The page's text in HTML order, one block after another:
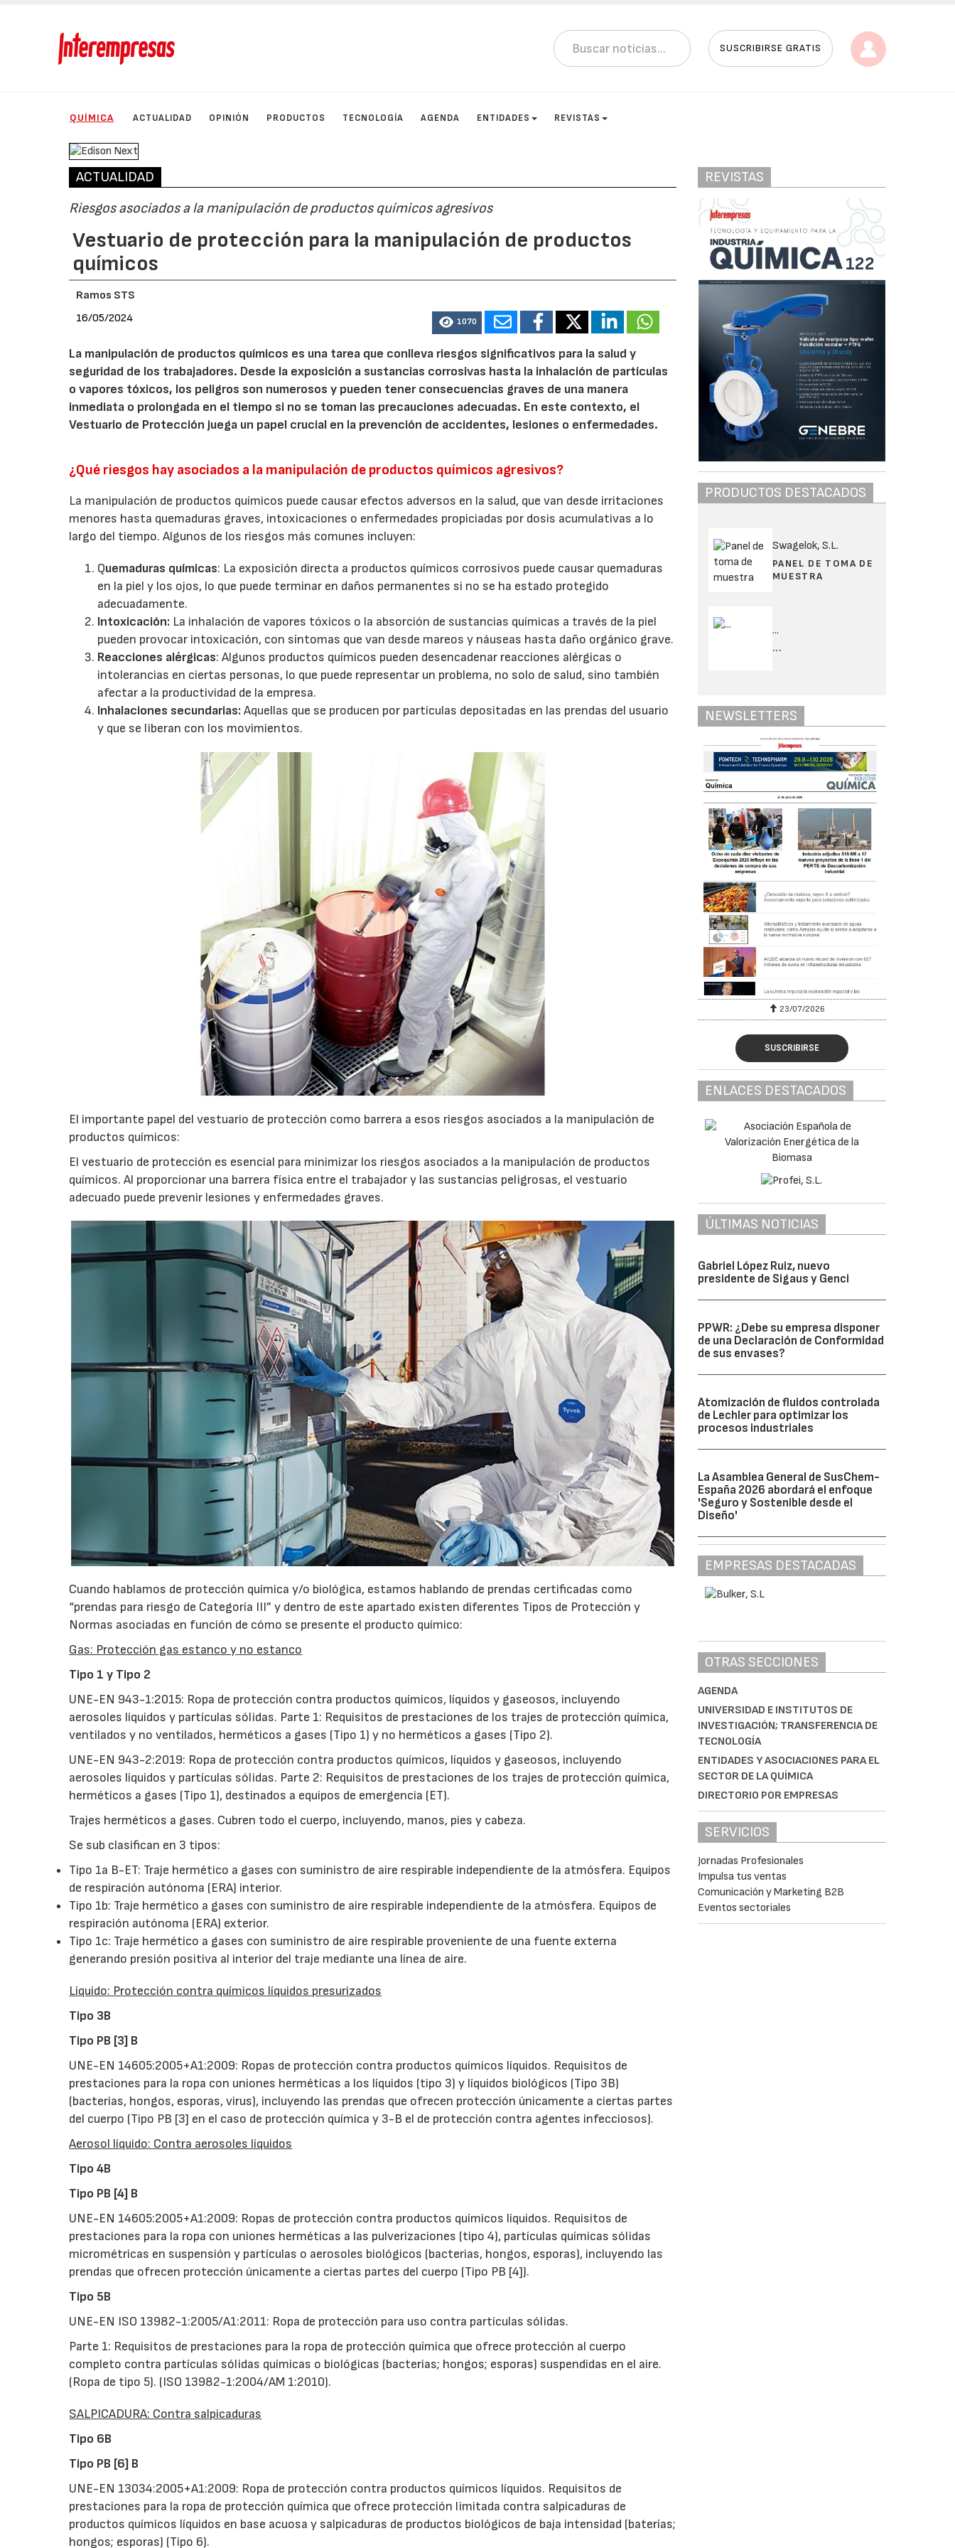
SUSCRIBIRSE GRATIS
QUÍMICA ACTUALIDAD OPINIÓN PRODUCTOS TECNOLOGÍA AGENDA ENTIDADES REVISTAS
ACTUALIDAD
Riesgos asociados a la manipulación de productos químicos agresivos
Vestuario de protección para la manipulación de productos
químicos
Ramos STS
16/05/2024
1070
La manipulación de productos químicos es una tarea que conlleva riesgos significativos para la salud y
seguridad de los trabajadores. Desde la exposición a sustancias corrosivas hasta la inhalación de partículas
o vapores tóxicos, los peligros son numerosos y pueden tener consecuencias graves de una manera
inmediata o prolongada en el tiempo si no se toman las precauciones adecuadas. En este contexto, el
Vestuario de Protección juega un papel crucial en la prevención de accidentes, lesiones o enfermedades.
¿Qué riesgos hay asociados a la manipulación de productos químicos agresivos?
La manipulación de productos químicos puede causar efectos adversos en la salud, que van desde irritaciones
menores hasta quemaduras graves, intoxicaciones o enfermedades propiciadas por dosis acumulativas a lo
largo del tiempo. Algunos de los riesgos más comunes incluyen:
Quemaduras químicas: La exposición directa a productos químicos corrosivos puede causar quemaduras
en la piel y los ojos, lo que puede terminar en daños permanentes si no se ha estado protegido
adecuadamente.
Intoxicación: La inhalación de vapores tóxicos o la absorción de sustancias químicas a través de la piel
pueden provocar intoxicación, con síntomas que van desde mareos y náuseas hasta daño orgánico grave.
Reacciones alérgicas: Algunos productos químicos pueden desencadenar reacciones alérgicas o
intolerancias en ciertas personas, lo que puede representar un problema, no solo de salud, sino también
afectar a la productividad de la empresa.
Inhalaciones secundarias: Aquellas que se producen por partículas depositadas en las prendas del usuario
y que se liberan con los movimientos.
El importante papel del vestuario de protección como barrera a esos riesgos asociados a la manipulación de
productos químicos:
El vestuario de protección es esencial para minimizar los riesgos asociados a la manipulación de productos
químicos. Al proporcionar una barrera física entre el trabajador y las sustancias peligrosas, el vestuario
adecuado puede prevenir lesiones y enfermedades graves.
Cuando hablamos de protección química y/o biológica, estamos hablando de prendas certificadas como
“prendas para riesgo de Categoría III” y dentro de este apartado existen diferentes Tipos de Protección y
Normas asociadas en función de cómo se presente el producto químico:
Gas: Protección gas estanco y no estanco
Tipo 1 y Tipo 2
UNE-EN 943-1:2015: Ropa de protección contra productos químicos, líquidos y gaseosos, incluyendo
aerosoles líquidos y partículas sólidas. Parte 1: Requisitos de prestaciones de los trajes de protección química,
ventilados y no ventilados, herméticos a gases (Tipo 1) y no herméticos a gases (Tipo 2).
UNE-EN 943-2:2019: Ropa de protección contra productos químicos, líquidos y gaseosos, incluyendo
aerosoles líquidos y partículas sólidas. Parte 2: Requisitos de prestaciones de los trajes de protección química,
herméticos a gases (Tipo 1), destinados a equipos de emergencia (ET).
Trajes herméticos a gases. Cubren todo el cuerpo, incluyendo, manos, pies y cabeza.
Se sub clasifican en 3 tipos:
Tipo 1a B-ET: Traje hermético a gases con suministro de aire respirable independiente de la atmósfera. Equipos
de respiración autónoma (ERA) interior.
Tipo 1b: Traje hermético a gases con suministro de aire respirable independiente de la atmósfera. Equipos de
respiración autónoma (ERA) exterior.
Tipo 1c: Traje hermético a gases con suministro de aire respirable proveniente de una fuente externa
generando presión positiva al interior del traje mediante una línea de aire.
Líquido: Protección contra químicos líquidos presurizados
Tipo 3B
Tipo PB [3] B
UNE-EN 14605:2005+A1:2009: Ropas de protección contra productos químicos líquidos. Requisitos de
prestaciones para la ropa con uniones herméticas a los líquidos (tipo 3) y líquidos biológicos (Tipo 3B)
(bacterias, hongos, esporas, virus), incluyendo las prendas que ofrecen protección únicamente a ciertas partes
del cuerpo (Tipo PB [3] en el caso de protección química y 3-B el de protección contra agentes infecciosos).
Aerosol líquido: Contra aerosoles líquidos
Tipo 4B
Tipo PB [4] B
UNE-EN 14605:2005+A1:2009: Ropas de protección contra productos químicos líquidos. Requisitos de
prestaciones para la ropa con uniones herméticas a las pulverizaciones (tipo 4), partículas químicas sólidas
micrométricas en suspensión y partículas o aerosoles biológicos (bacterias, hongos, esporas), incluyendo las
prendas que ofrecen protección únicamente a ciertas partes del cuerpo (Tipo PB [4]).
Tipo 5B
UNE-EN ISO 13982-1:2005/A1:2011: Ropa de protección para uso contra partículas sólidas.
Parte 1: Requisitos de prestaciones para la ropa de protección química que ofrece protección al cuerpo
completo contra partículas sólidas químicas o biológicas (bacterias; hongos; esporas) suspendidas en el aire.
(Ropa de tipo 5). (ISO 13982-1:2004/AM 1:2010).
SALPICADURA: Contra salpicaduras
Tipo 6B
Tipo PB [6] B
UNE-EN 13034:2005+A1:2009: Ropa de protección contra productos químicos líquidos. Requisitos de
prestaciones para la ropa de protección química que ofrece protección limitada contra salpicaduras de
productos químicos líquidos en base acuosa y salpicaduras de productos biológicos de baja intensidad (baterías;
hongos; esporas) (Tipo 6).
REVISTAS
PRODUCTOS DESTACADOS
Swagelok, S.L.
PANEL DE TOMA DE
MUESTRA
...
...
NEWSLETTERS
23/07/2026 23/07/2026
SUSCRIBIRSE
ENLACES DESTACADOS
ÚLTIMAS NOTICIAS
Gabriel López Ruiz, nuevo
presidente de Sigaus y Genci
PPWR: ¿Debe su empresa disponer
de una Declaración de Conformidad
de sus envases?
Atomización de fluidos controlada
de Lechler para optimizar los
procesos industriales
La Asamblea General de SusChem-
España 2026 abordará el enfoque
'Seguro y Sostenible desde el
Diseño'
EMPRESAS DESTACADAS
OTRAS SECCIONES
AGENDA
UNIVERSIDAD E INSTITUTOS DE
INVESTIGACIÓN; TRANSFERENCIA DE
TECNOLOGÍA
ENTIDADES Y ASOCIACIONES PARA EL
SECTOR DE LA QUÍMICA
DIRECTORIO POR EMPRESAS
SERVICIOS
Jornadas Profesionales
Impulsa tus ventas
Comunicación y Marketing B2B
Eventos sectoriales